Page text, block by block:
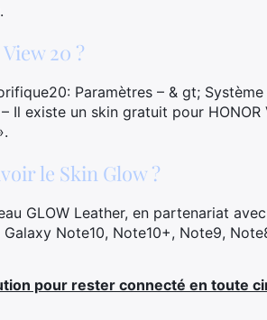
20 ?
Paramètres – & gt;
– Il existe un skin gratuit pour
le Skin Glow ?
GLOW Leather, en partenariat
Note10, Note10+, Note9,
pour rester connecté en toute